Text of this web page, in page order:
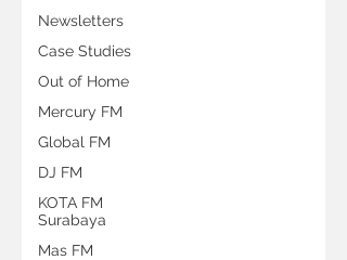
Newsletters
Case Studies
Out of Home
Mercury FM
Global FM
DJ FM
KOTA FM
Surabaya
Mas FM